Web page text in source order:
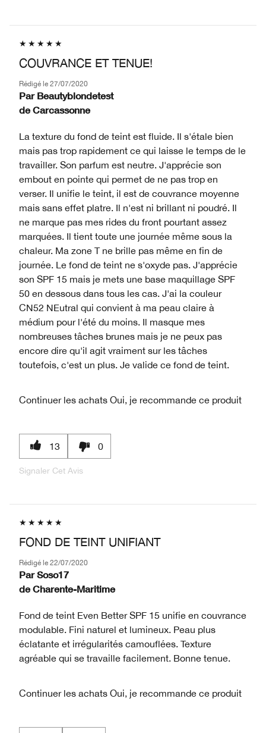
COUVRANCE ET TENUE!
Rédigé le 27/07/2020
Par Beautyblondetest
de Carcassonne
La texture du fond de teint est fluide. Il s'étale bien
mais pas trop rapidement ce qui laisse le temps de le
travailler. Son parfum est neutre. J'apprécie son
embout en pointe qui permet de ne pas trop en
verser. Il unifie le teint, il est de couvrance moyenne
mais sans effet platre. Il n'est ni brillant ni poudré. Il
ne marque pas mes rides du front pourtant assez
marquées. Il tient toute une journée même sous la
chaleur. Ma zone T ne brille pas même en fin de
journée. Le fond de teint ne s'oxyde pas. J'apprécie
son SPF 15 mais je mets une base maquillage SPF
50 en dessous dans tous les cas. J'ai la couleur
CN52 NEutral qui convient à ma peau claire à
médium pour l'été du moins. Il masque mes
nombreuses tâches brunes mais je ne peux pas
encore dire qu'il agit vraiment sur les tâches
toutefois, c'est un plus. Je valide ce fond de teint.
Continuer les achats Oui, je recommande ce produit
13 0
Signaler Cet Avis
FOND DE TEINT UNIFIANT
Rédigé le 22/07/2020
Par Soso17
de Charente-Maritime
Fond de teint Even Better SPF 15 unifie en couvrance
modulable. Fini naturel et lumineux. Peau plus
éclatante et irrégularités camouflées. Texture
agréable qui se travaille facilement. Bonne tenue.
Continuer les achats Oui, je recommande ce produit